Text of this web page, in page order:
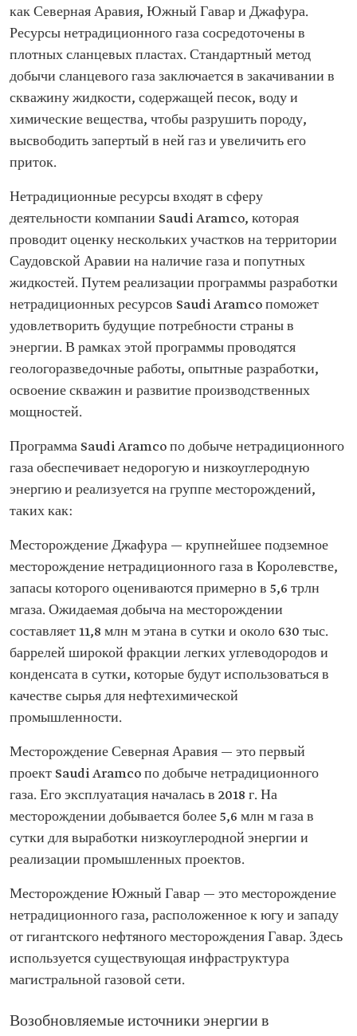
как Северная Аравия, Южный Гавар и Джафура.
Ресурсы нетрадиционного газа сосредоточены в
плотных сланцевых пластах. Стандартный метод
добычи сланцевого газа заключается в закачивании в
скважину жидкости, содержащей песок, воду и
химические вещества, чтобы разрушить породу,
высвободить запертый в ней газ и увеличить его
приток.
Нетрадиционные ресурсы входят в сферу
деятельности компании Saudi Aramco, которая
проводит оценку нескольких участков на территории
Саудовской Аравии на наличие газа и попутных
жидкостей. Путем реализации программы разработки
нетрадиционных ресурсов Saudi Aramco поможет
удовлетворить будущие потребности страны в
энергии. В рамках этой программы проводятся
геологоразведочные работы, опытные разработки,
освоение скважин и развитие производственных
мощностей.
Программа Saudi Aramco по добыче нетрадиционного
газа обеспечивает недорогую и низкоуглеродную
энергию и реализуется на группе месторождений,
таких как:
Месторождение Джафура — крупнейшее подземное
месторождение нетрадиционного газа в Королевстве,
запасы которого оцениваются примерно в 5,6 трлн
мгаза. Ожидаемая добыча на месторождении
составляет 11,8 млн м этана в сутки и около 630 тыс.
баррелей широкой фракции легких углеводородов и
конденсата в сутки, которые будут использоваться в
качестве сырья для нефтехимической
промышленности.
Месторождение Северная Аравия — это первый
проект Saudi Aramco по добыче нетрадиционного
газа. Его эксплуатация началась в 2018 г. На
месторождении добывается более 5,6 млн м газа в
сутки для выработки низкоуглеродной энергии и
реализации промышленных проектов.
Месторождение Южный Гавар — это месторождение
нетрадиционного газа, расположенное к югу и западу
от гигантского нефтяного месторождения Гавар. Здесь
используется существующая инфраструктура
магистральной газовой сети.
Возобновляемые источники энергии в